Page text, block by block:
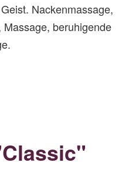
Nackenmassage,
beruhigende